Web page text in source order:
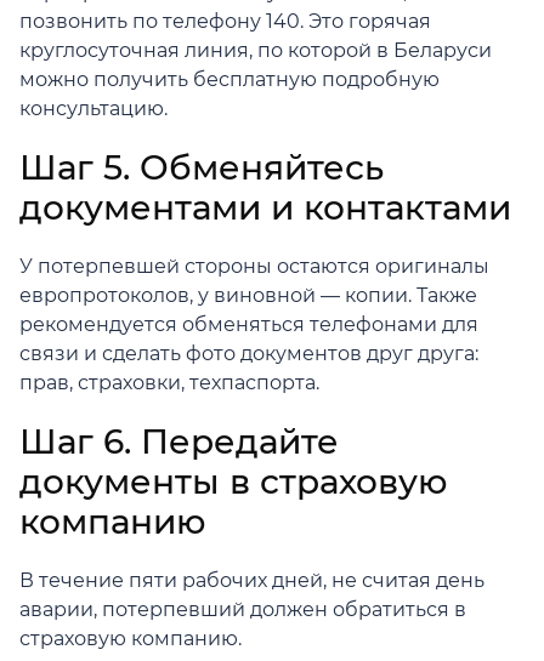
позвонить по телефону 140. Это горячая
круглосуточная линия, по которой в Беларуси
можно получить бесплатную подробную
консультацию.
Шаг 5. Обменяйтесь
документами и контактами
У потерпевшей стороны остаются оригиналы
европротоколов, у виновной — копии. Также
рекомендуется обменяться телефонами для
связи и сделать фото документов друг друга:
прав, страховки, техпаспорта.
Шаг 6. Передайте
документы в страховую
компанию
В течение пяти рабочих дней, не считая день
аварии, потерпевший должен обратиться в
страховую компанию.